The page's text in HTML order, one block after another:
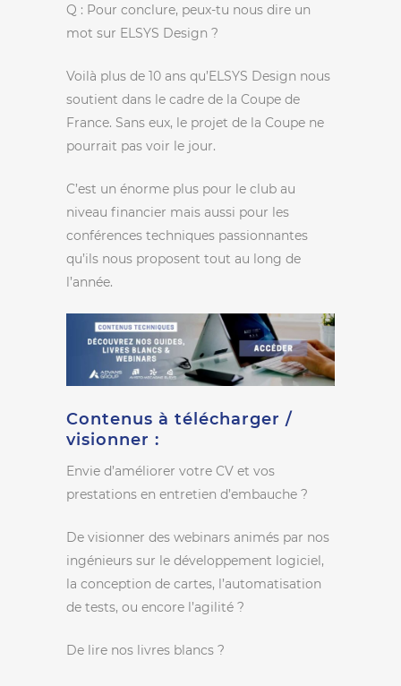
Q : Pour conclure, peux-tu nous dire un
mot sur ELSYS Design ?
Voilà plus de 10 ans qu’ELSYS Design nous
soutient dans le cadre de la Coupe de
France. Sans eux, le projet de la Coupe ne
pourrait pas voir le jour.
C’est un énorme plus pour le club au
niveau financier mais aussi pour les
conférences techniques passionnantes
qu’ils nous proposent tout au long de
l’année.
Contenus à télécharger /
visionner :
Envie d’améliorer votre CV et vos
prestations en entretien d’embauche ?
De visionner des webinars animés par nos
ingénieurs sur le développement logiciel,
la conception de cartes, l’automatisation
de tests, ou encore l’agilité ?
De lire nos livres blancs ?